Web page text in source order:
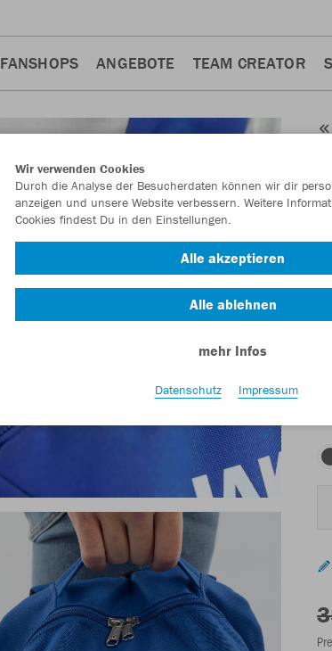
FANSHOPS ANGEBOTE TEAM CREATOR
Wir verwenden Cookies
Durch die Analyse der Besucherdaten können wir dir
anzeigen und unsere Website verbessern. Weitere
Cookies findest Du in den Einstellungen.
Alle akzeptieren
Alle ablehnen
mehr Infos
Datenschutz Impressum